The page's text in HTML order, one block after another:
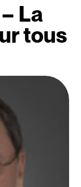
La
tous